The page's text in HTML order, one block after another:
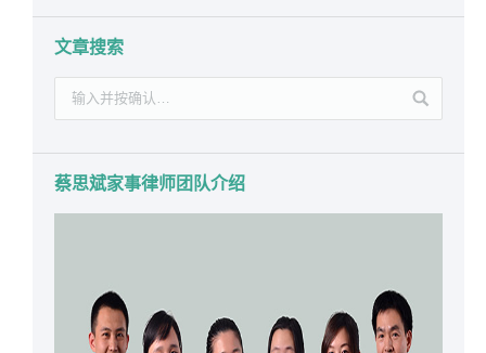
文章搜索
蔡思斌家事律师团队介绍